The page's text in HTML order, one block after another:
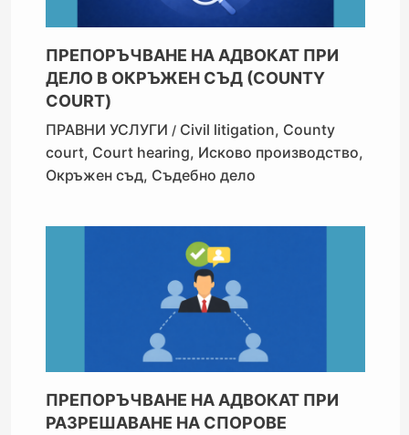
ПРЕПОРЪЧВАНЕ НА АДВОКАТ ПРИ
ДЕЛО В ОКРЪЖЕН СЪД (COUNTY
COURT)
ПРАВНИ УСЛУГИ / Civil litigation, County
court, Court hearing, Исково производство,
Окръжен съд, Съдебно дело
ПРЕПОРЪЧВАНЕ НА АДВОКАТ ПРИ
РАЗРЕШАВАНЕ НА СПОРОВЕ